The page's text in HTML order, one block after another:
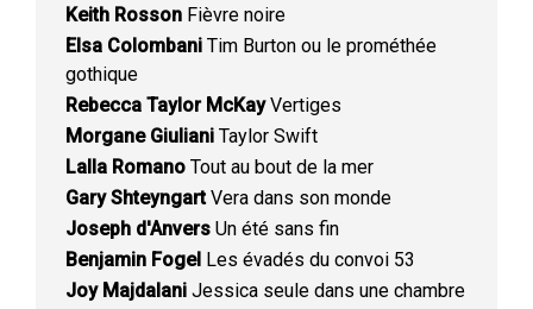
Keith Rosson Fièvre noire
Elsa Colombani Tim Burton ou le prométhée
gothique
Rebecca Taylor McKayVertiges
Morgane Giuliani Taylor Swift
Lalla Romano Tout au bout de la mer
Gary ShteyngartVera dans son monde
Joseph d'Anvers Un été sans fin
Benjamin Fogel Les évadés du convoi 53
Joy Majdalani Jessica seule dans une chambre